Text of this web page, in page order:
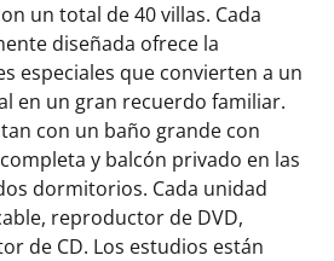
un total de 40 villas. Cada
diseñada ofrece la
especiales que convierten a un
en un gran recuerdo familiar.
con un baño grande con
y balcón privado en las
dormitorios. Cada unidad
reproductor de DVD,
de CD. Los estudios están